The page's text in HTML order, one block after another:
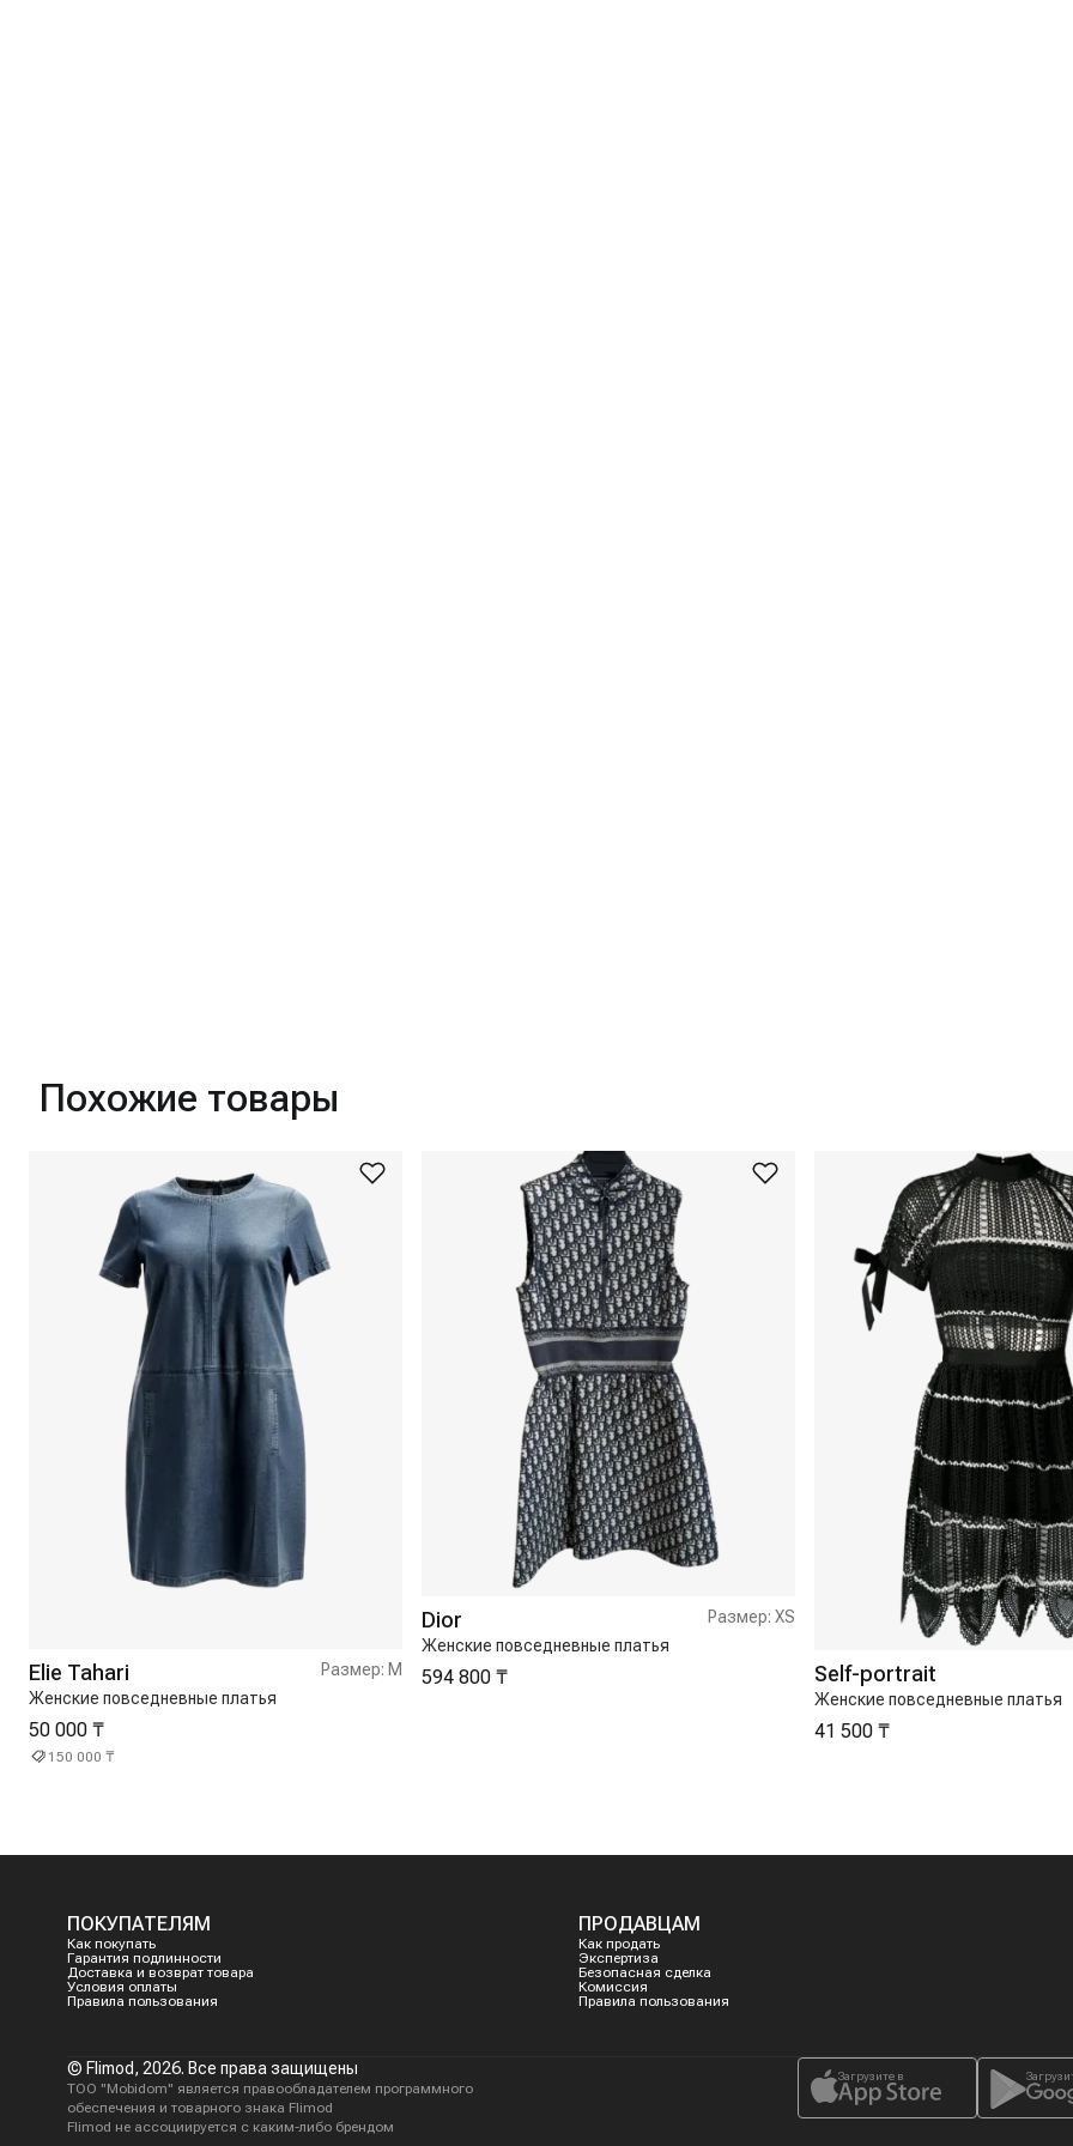
Похожие товары
Elie Tahari
Женские повседневные платья
Размер: M
50 000 ₸
150 000 ₸
Dior
Женские повседневные платья
Размер: XS
594 800 ₸ Self-portrait
Женские повседневные платья
41 500 ₸
ПОКУПАТЕЛЯМ
Как покупать
Гарантия подлинности
Доставка и возврат товара
Условия оплаты
Правила пользования
ПРОДАВЦАМ
Как продать
Экспертиза
Безопасная сделка
Комиссия
Правила пользования
© Flimod, 2026. Все права защищены
ТОО "Mobidom" является правообладателем программного
обеспечения и товарного знака Flimod
Flimod не ассоциируется с каким-либо брендом
Загрузите в